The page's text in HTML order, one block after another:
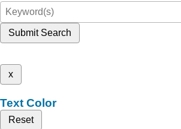
Submit Search
x
Text Color
Reset